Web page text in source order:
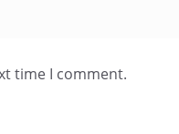
time I comment.